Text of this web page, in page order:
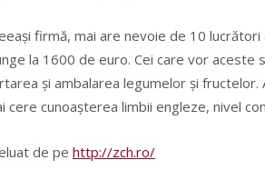
firmă, mai are nevoie de 10
la 1600 de euro. Cei care vor aceste
şi ambalarea legumelor şi
cere cunoaşterea limbii engleze, nivel
de pe http://zch.ro/